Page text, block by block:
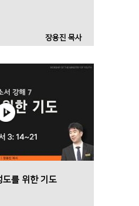
장용진 목사
도를 위한 기도